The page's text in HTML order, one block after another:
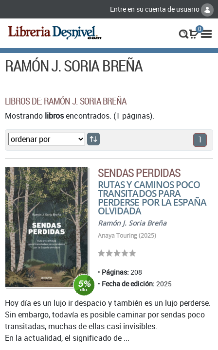
Entre en su cuenta de usuario
0
RAMÓN J. SORIA BREÑA
LIBROS DE: RAMÓN J. SORIA BREÑA
Mostrando librosencontrados. (1 páginas).
1
SENDAS PERDIDAS
RUTAS Y CAMINOS POCO
TRANSITADOS PARA
PERDERSE POR LA ESPAÑA
OLVIDADA
Ramón J. Soria Breña
Anaya Touring (2025)
Páginas: 208
Fecha de edición: 2025
Hoy día es un lujo ir despacio y también es un lujo perderse.
Sin embargo, todavía es posible caminar por sendas poco
transitadas, muchas de ellas casi invisibles.
En la actualidad, el significado de ...